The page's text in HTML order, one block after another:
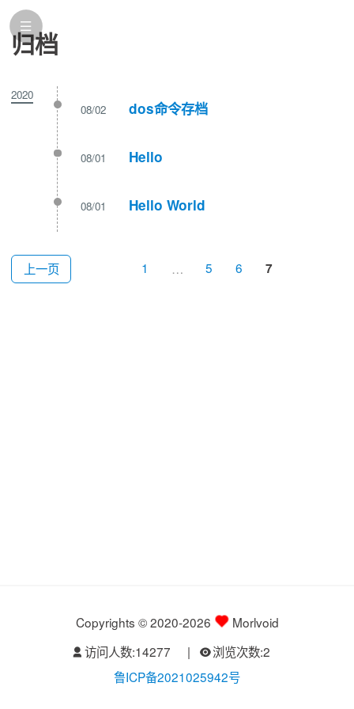
归档
2020
08/02
dos命令存档
08/01 Hello
08/01 Hello World
上一页 1 5 6 7
Copyrights © 2020-2026
Morlvoid
访问人数:14277 | 浏览次数:2
鲁ICP备2021025942号